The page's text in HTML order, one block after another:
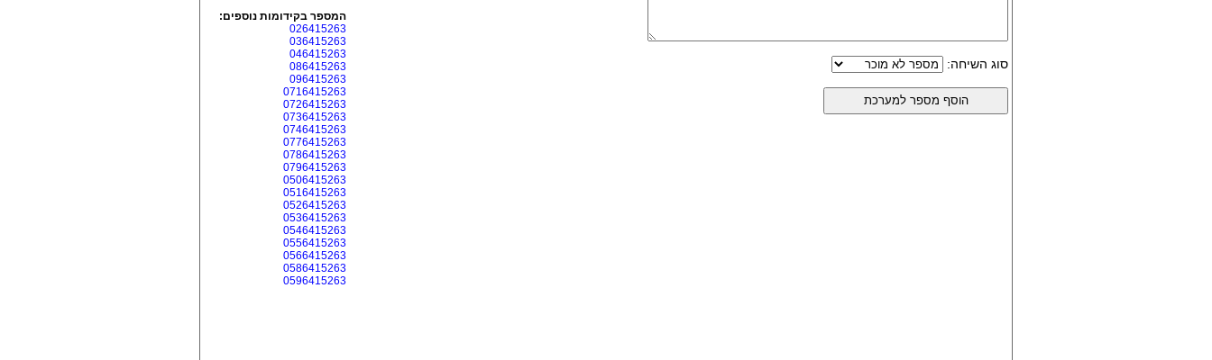
סוג השיחה:
המספר בקידומות נוספים:
026415263
036415263
046415263
086415263
096415263
0716415263
0726415263
0736415263
0746415263
0776415263
0786415263
0796415263
0506415263
0516415263
0526415263
0536415263
0546415263
0556415263
0566415263
0586415263
0596415263